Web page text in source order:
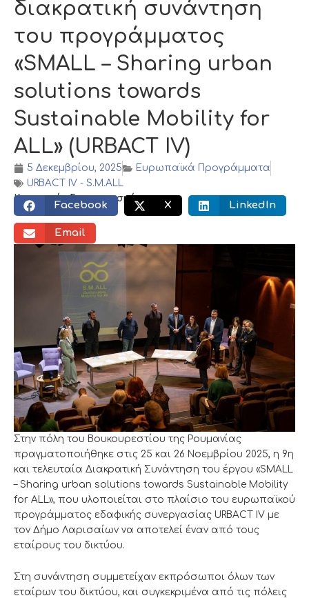
διακρατική συνάντηση
του προγράμματος
«SMALL – Sharing urban
solutions towards
Sustainable Mobility for
ALL» (URBACT IV)
5 Δεκεμβρίου, 2025
Ευρωπαϊκά Προγράμματα
URBACT IV - S.M.ALL
Κοινωνικός διαμοιρασμός:
Facebook X LinkedIn
Email
Στην πόλη του Βουκουρεστίου της Ρουμανίας
πραγματοποιήθηκε στις 25 και 26 Νοεμβρίου 2025, η 9η
και τελευταία Διακρατική Συνάντηση του έργου «SMALL
– Sharing urban solutions towards Sustainable Mobility
for ALL», που υλοποιείται στο πλαίσιο του ευρωπαϊκού
προγράμματος εδαφικής συνεργασίας URBACT IV με
τον Δήμο Λαρισαίων να αποτελεί έναν από τους
εταίρους του δικτύου.
Στη συνάντηση συμμετείχαν εκπρόσωποι όλων των
εταίρων του δικτύου, και συγκεκριμένα από τις πόλεις